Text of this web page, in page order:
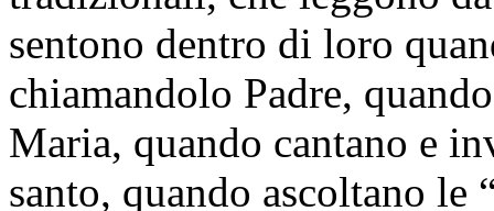
sentono dentro di loro
chiamandolo Padre,
Maria, quando cantano e
santo, quando ascoltano le